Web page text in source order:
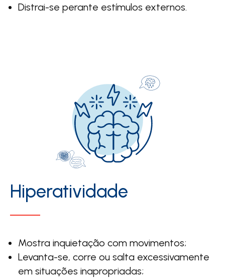
Distrai-se perante estímulos externos.
Hiperatividade
Mostra inquietação com movimentos;
Levanta-se, corre ou salta excessivamente
em situações inapropriadas;